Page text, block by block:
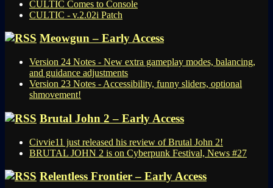
CULTIC Comes to Console
CULTIC - v.2.02i Patch
Meowgun – Early Access
Version 24 Notes - New extra gameplay modes, balancing,
and guidance adjustments
Version 23 Notes - Accessibility, funny sliders, optional
shmovement!
Brutal John 2 – Early Access
Civvie11 just released his review of Brutal John 2!
BRUTAL JOHN 2 is on Cyberpunk Festival, News #27
Relentless Frontier – Early Access